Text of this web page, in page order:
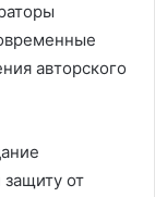
авторского
от